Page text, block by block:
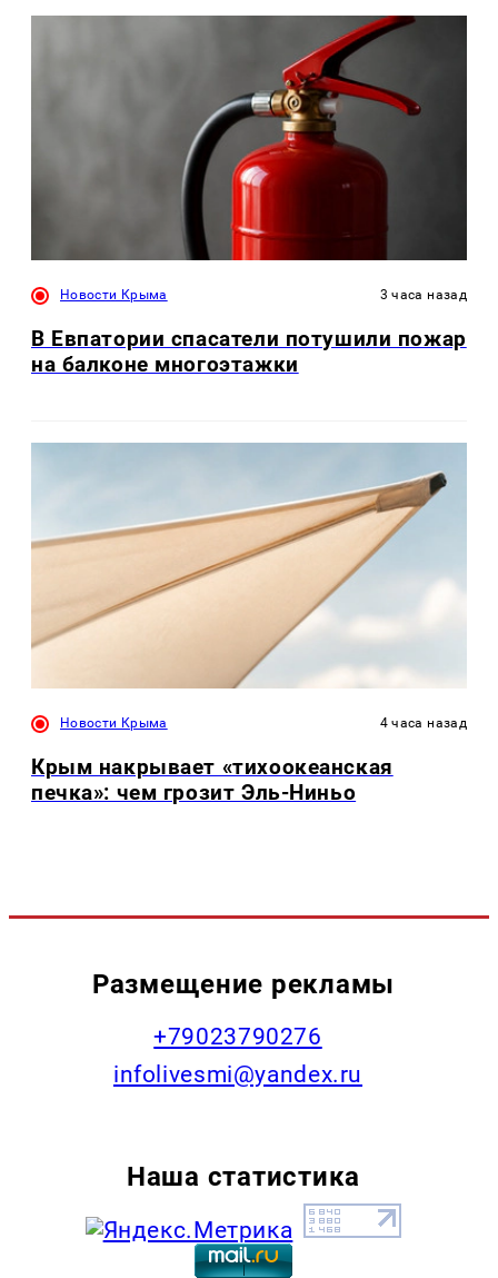
Новости Крыма 3 часа назад
В Евпатории спасатели потушили пожар
на балконе многоэтажки
Новости Крыма 4 часа назад
Крым накрывает «тихоокеанская
печка»: чем грозит Эль-Ниньо
Размещение рекламы
+79023790276
infolivesmi@yandex.ru
Наша статистика